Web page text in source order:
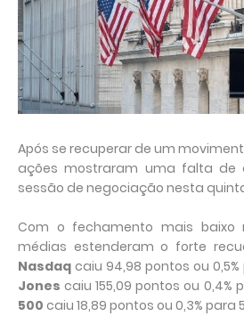
Após se recuperar de um
ações mostraram uma falta de
sessão de negociação nesta
Com o fechamento mais baixo
médias estenderam o forte
Nasdaq caiu 94,98 pontos ou 0,5%
Jones caiu 155,09 pontos ou 0,4%
500 caiu 18,89 pontos ou 0,3% para